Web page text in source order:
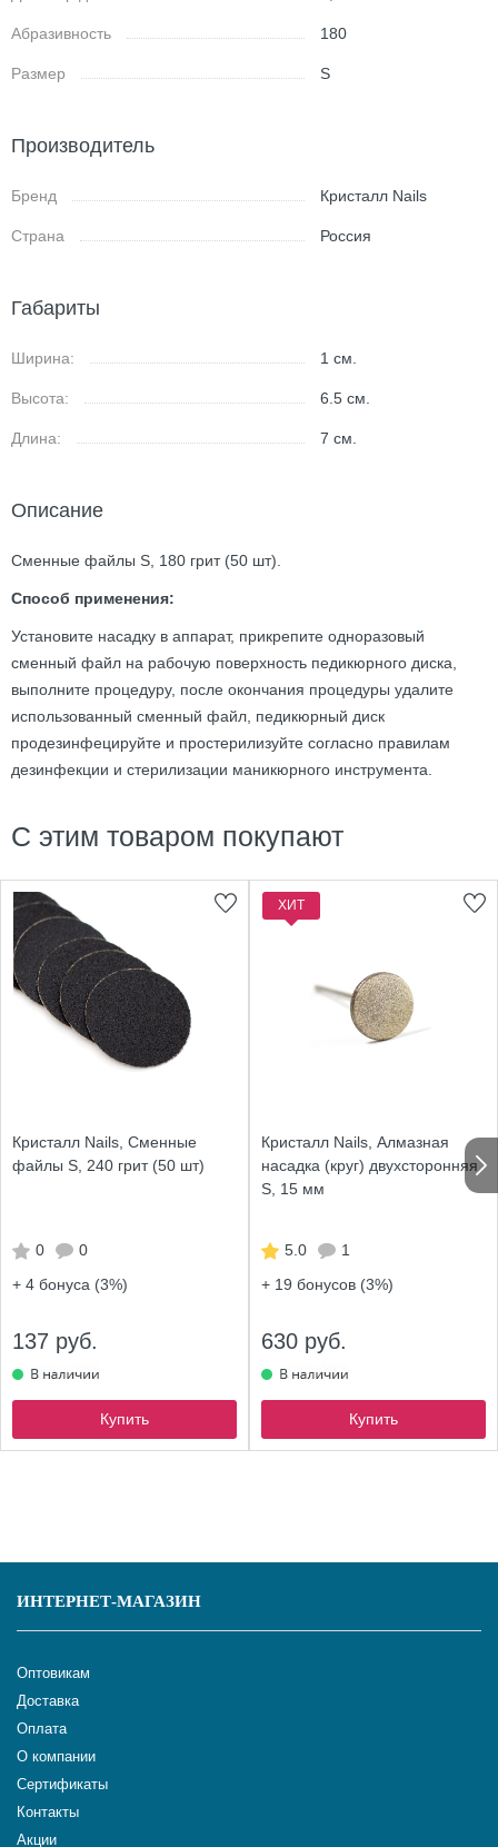
Абразивность 180
Размер S
Производитель
Бренд Кристалл Nails
Страна Россия
Габариты
Ширина: 1см.
Высота: 6.5см.
Длина: 7см.
Описание
Сменные файлы S, 180 грит (50 шт).
Способ применения:
Установите насадку в аппарат, прикрепите одноразовый
сменный файл на рабочую поверхность педикюрного диска,
выполните процедуру, после окончания процедуры удалите
использованный сменный файл, педикюрный диск
продезинфецируйте и простерилизуйте согласно правилам
дезинфекции и стерилизации маникюрного инструмента.
С этим товаром покупают
Кристалл Nails, Сменные
файлы S, 240 грит (50 шт)
0
0
+ 4 бонуса (3%)
137 руб.
Купить
ХИТ
Кристалл Nails, Алмазная
насадка (круг) двухсторонняя
S, 15 мм
5.0
1
+ 19 бонусов (3%)
630 руб.
Купить
ИНТЕРНЕТ-МАГАЗИН
Оптовикам
Доставка
Оплата
О компании
Сертификаты
Контакты
Акции